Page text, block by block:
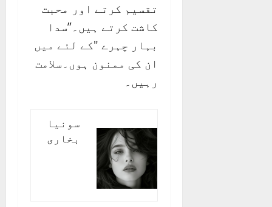
تقسیم کرتے اور محبت
کاشت کرتے ہیں۔”سدا
بہار چہرے "کے لئے میں
ان کی ممنون ہوں۔سلامت
رہیں۔
سونیا
بخاری